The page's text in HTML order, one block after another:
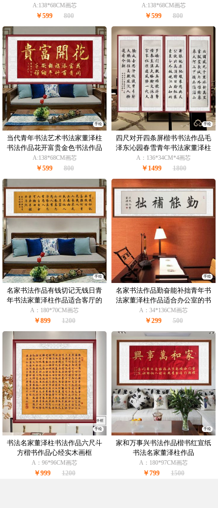
A:138*68CM画芯
￥599 800
作品
A:138*68CM画芯
￥599 800
手绘
当代青年书法艺术书法家董泽柱
书法作品花开富贵金色书法作品
A:138*68CM画芯
￥599 800
手绘
四尺对开四条屏楷书书法作品毛
泽东沁园春雪青年书法家董泽柱
作品
A：136*34CM*4画芯
￥1499 1800
手绘
名家书法作品有钱切记无钱日青
年书法家董泽柱作品适合客厅的
书法作品
A：180*70CM画芯
￥899 1200
手绘
名家书法作品勤奋能补拙青年书
法家董泽柱作品适合办公室的书
法作品
A：34*136CM画芯
￥299 500
手绘
书法名家董泽柱书法作品六尺斗
方楷书作品心经实木画框
A：96*96CM画芯
￥999 1200
手绘
家和万事兴书法作品楷书红宣纸
书法名家董泽柱作品
A：180*97CM画芯
￥799 1500